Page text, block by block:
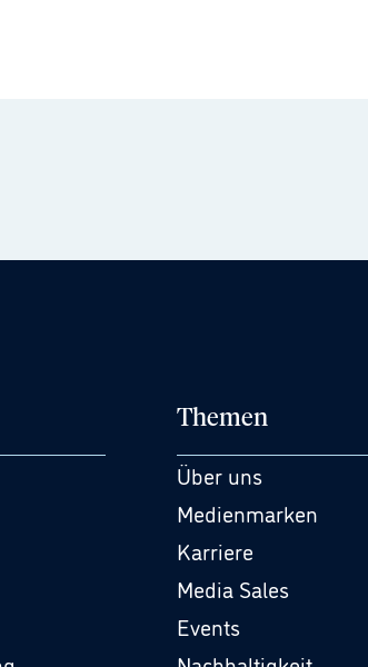
Themen
Über uns
Medienmarken
Karriere
Media Sales
Events